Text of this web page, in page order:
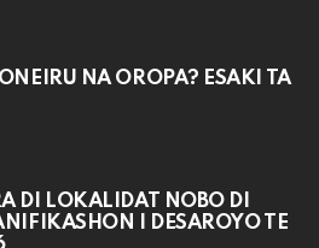
NA OROPA? ESAKI TA
DI LOKALIDAT NOBO DI
I DESAROYO TE